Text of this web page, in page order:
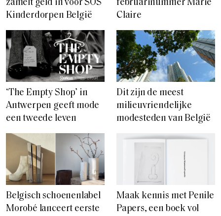
zamelt geld in voor SOS
Kinderdorpen België
februarinummer Marie
Claire
‘The Empty Shop’ in
Antwerpen geeft mode
een tweede leven
Dit zijn de meest
milieuvriendelijke
modesteden van België
Belgisch schoenenlabel
Morobé lanceert eerste
Maak kennis met Penile
Papers, een boek vol